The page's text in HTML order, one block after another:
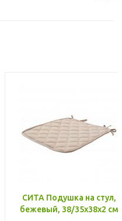
СИТА Подушка на стул,
бежевый, 38/35x38x2 см